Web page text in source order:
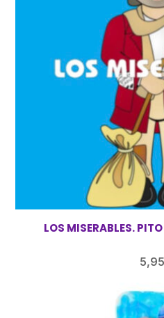
LOS MISERABLES.
5,95